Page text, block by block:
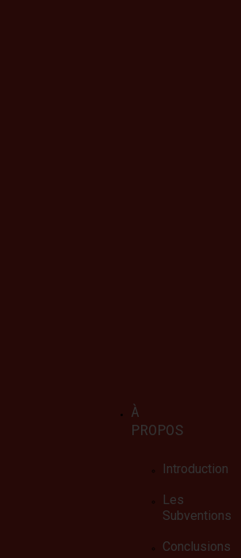
À
PROPOS
Introduction
Les
Subventions
Conclusions